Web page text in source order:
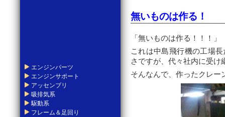
無いものは作る！
「無いものは作る！！！」
これは中島飛行機の工場
さですが、代々社内に受け
そんなんで、作ったクレー
エンジンパーツ
エンジンサポート
アッセンブリ
吸排気系
駆動系
フレーム＆足回り